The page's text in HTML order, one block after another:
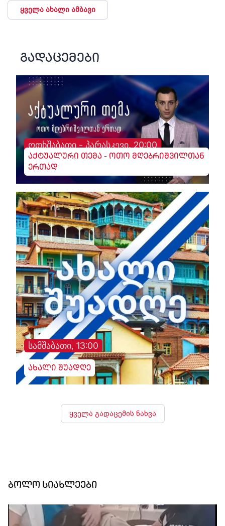
ყველა ახალი ამბავი
გადაცემები
ოთხშაბათი - პარასკევი, 20:00
აქტუალური თემა - ოთო მღებრიშვილთან
ერთად
სამშაბათი, 13:00
ახალი შუადღე
ყველა გადაცემის ნახვა
ბოლო სიახლეები